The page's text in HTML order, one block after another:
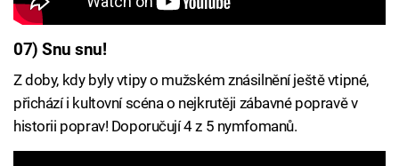
07) Snu snu!
Z doby, kdy byly vtipy o mužském znásilnění ještě vtipné,
přichází i kultovní scéna o nejkrutěji zábavné popravě v
historii poprav! Doporučují 4 z 5 nymfomanů.